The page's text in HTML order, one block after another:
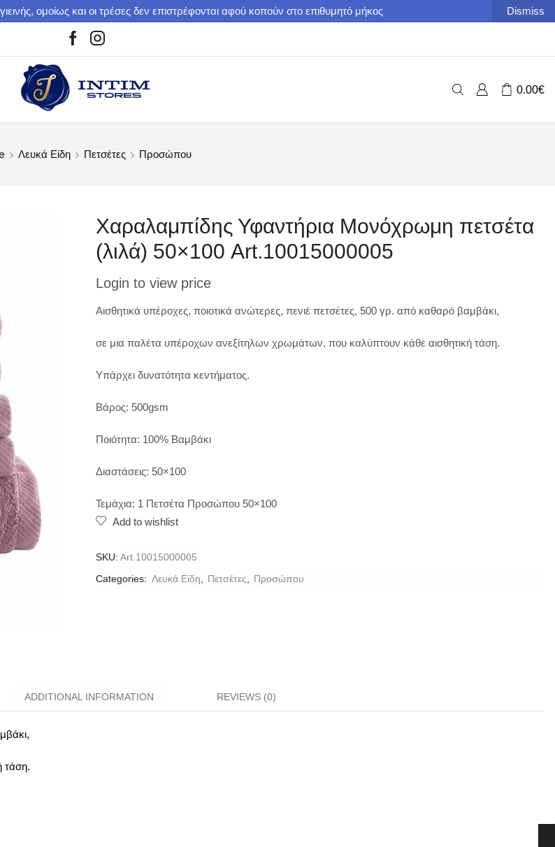
ομοίως και οι τρέσες δεν επιστρέφονται αφού κοπούν στο επιθυμητό μήκος Dismiss
0.00€
Λευκά Είδη Πετσέτες Προσώπου
Xαραλαμπίδης Υφαντήρια Μονόχρωμη πετσέτα
(λιλά) 50×100 Art.10015000005
Login to view price
Αισθητικά υπέροχες, ποιοτικά ανώτερες, πενιέ πετσέτες, 500 γρ. από καθαρό βαμβάκι,
σε μια παλέτα υπέροχων ανεξίτηλων χρωμάτων, που καλύπτουν κάθε αισθητική τάση.
Υπάρχει δυνατότητα κεντήματος.
Βάρος: 500gsm
Ποιότητα: 100% Βαμβάκι
Διαστάσεις: 50×100
Τεμάχια: 1 Πετσέτα Προσώπου 50×100
Add to wishlist
SKU: Art.10015000005
Categories: Λευκά Είδη Πετσέτες Προσώπου
ADDITIONAL INFORMATION REVIEWS (0)
τάση.